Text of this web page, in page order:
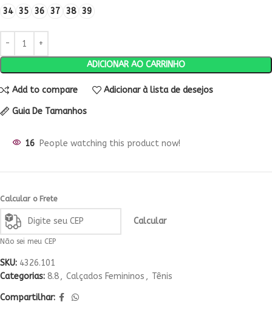
34 35 36 37 38 39
ADICIONAR AO CARRINHO
Add to compare Adicionar à lista de desejos
Guia De Tamanhos
16 People watching this product now!
Calcular o Frete
Calcular
Não sei meu CEP
SKU: 4326.101
Categorias: 8.8, Calçados Femininos , Tênis
Compartilhar: